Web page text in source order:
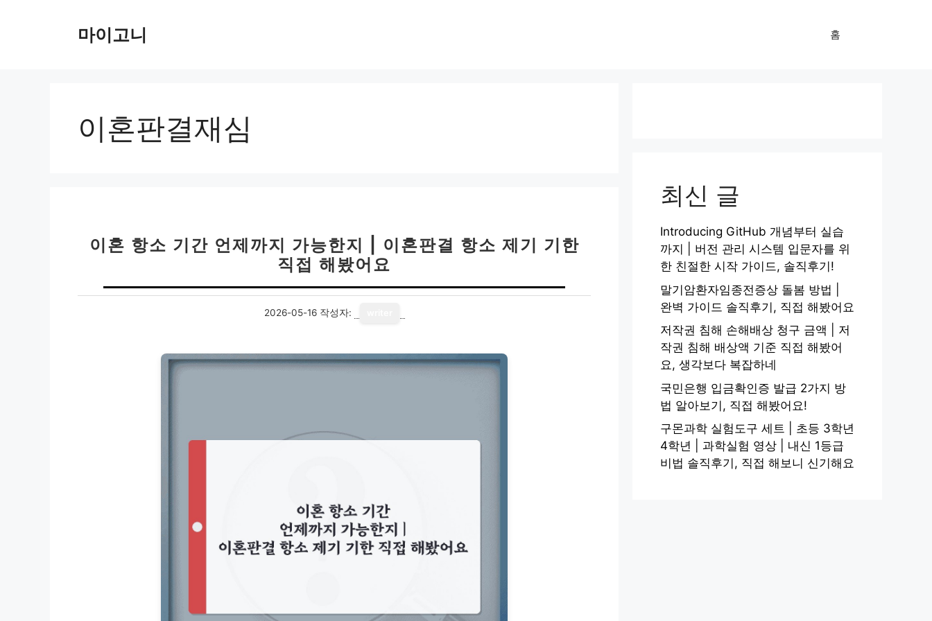
마이고니 홈
이혼판결재심
이혼 항소 기간 언제까지 가능한지 | 이혼판결 항소 제기 기한
직접 해봤어요
2026-05-16 작성자:
최신 글
Introducing GitHub 개념부터 실습
까지 | 버전 관리 시스템 입문자를 위
한 친절한 시작 가이드, 솔직후기!
말기암환자임종전증상 돌봄 방법 |
완벽 가이드 솔직후기, 직접 해봤어요
저작권 침해 손해배상 청구 금액 | 저
작권 침해 배상액 기준 직접 해봤어
요, 생각보다 복잡하네
국민은행 입금확인증 발급 2가지 방
법 알아보기, 직접 해봤어요!
구몬과학 실험도구 세트 | 초등 3학년
4학년 | 과학실험 영상 | 내신 1등급
비법 솔직후기, 직접 해보니 신기해요